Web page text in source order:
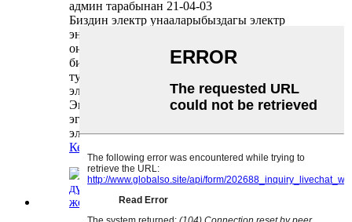
админ тарабынан 21-04-03
Биздин электр унааларыбыздагы электр
энергиясындагы кемчиликтерди кантип
оңой оңдоону билгиңиз келеби? Бул жерде
биз сиз үчүн профессионалдуу даярдай
турган 4 кеңеш! Электр менен камсыздоодо
электр жарыгы жок экенин текшериңиз,
Эгерде жок болсо, сактагычты текшериңиз -
эгерде сактагыч нормалдуу болсо, анда
электр энергиясы өчүрүлгөн. Текшерүү...
Кененирээк окуу